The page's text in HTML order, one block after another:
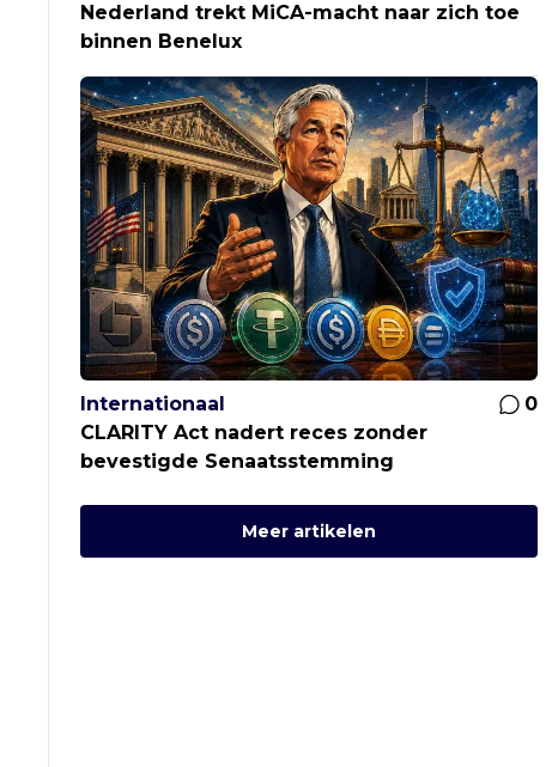
Nederland trekt MiCA-macht naar zich toe
binnen Benelux
Internationaal
0
CLARITY Act nadert reces zonder
bevestigde Senaatsstemming
Meer artikelen